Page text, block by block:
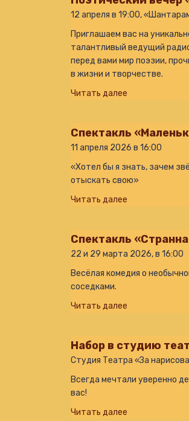
12 апреля в 19:00,
Приглашаем вас на
талантливый ведущий
перед вами мир поэзии,
в жизни и творчестве.
Читать далее
Спектакль
11 апреля 2026 в 16:00
«Хотел бы я знать, зачем
отыскать свою»
Читать далее
Спектакль
22 и 29 марта 2026, в 16:00
Весёлая комедия о
соседками.
Читать далее
Набор в студию
Студия Театра «За
Всегда мечтали уверенно
вас!
Читать далее